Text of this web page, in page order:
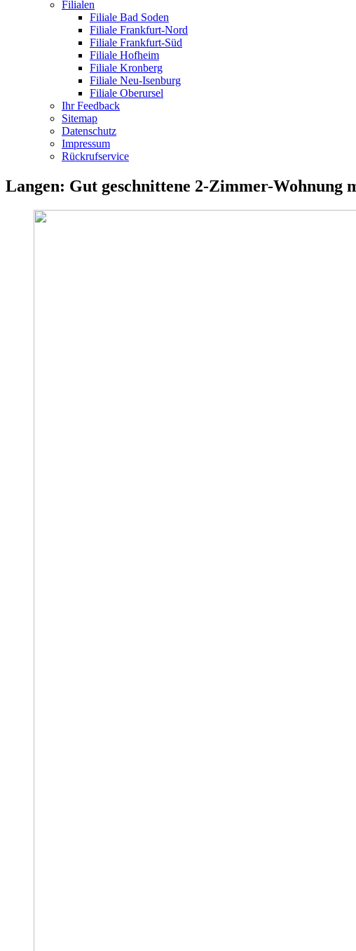
Filialen
Filiale Bad Soden
Filiale Frankfurt-Nord
Filiale Frankfurt-Süd
Filiale Hofheim
Filiale Kronberg
Filiale Neu-Isenburg
Filiale Oberursel
Ihr Feedback
Sitemap
Datenschutz
Impressum
Rückrufservice
Langen: Gut geschnittene 2-Zimmer-Wohnung